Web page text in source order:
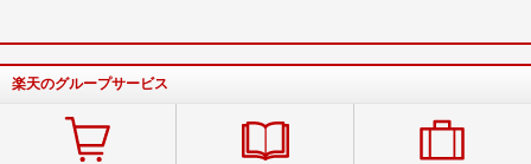
楽天のグループサービス